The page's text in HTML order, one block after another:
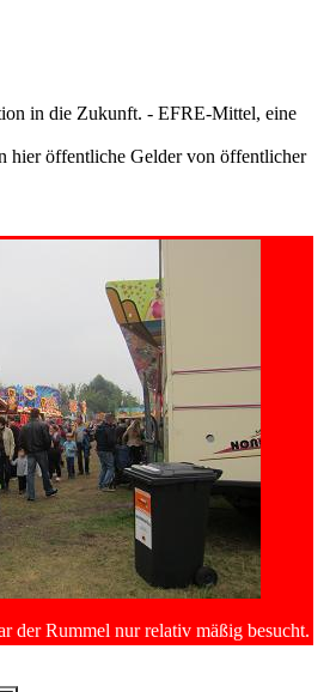
in die Zukunft. - EFRE-Mittel, eine
hier öffentliche Gelder von öffentlicher
der Rummel nur relativ mäßig besucht.